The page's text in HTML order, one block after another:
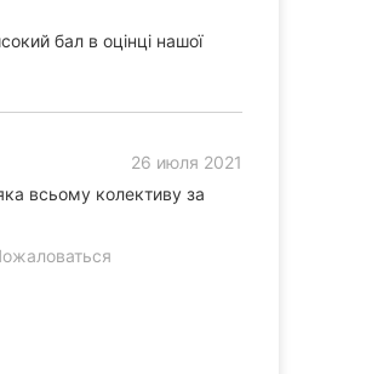
бал в оцінці нашої
26 июля 2021
всьому колективу за